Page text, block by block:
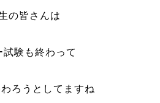
の皆さんは
試験も終わって
ろうとしてますね